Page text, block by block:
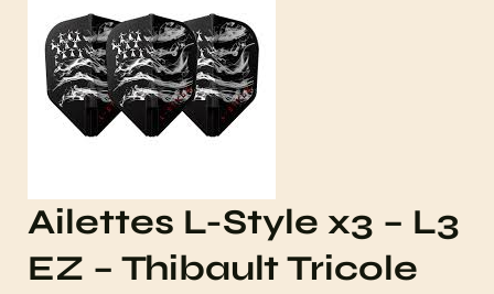
Ailettes L-Style x3 – L3
EZ – Thibault Tricole